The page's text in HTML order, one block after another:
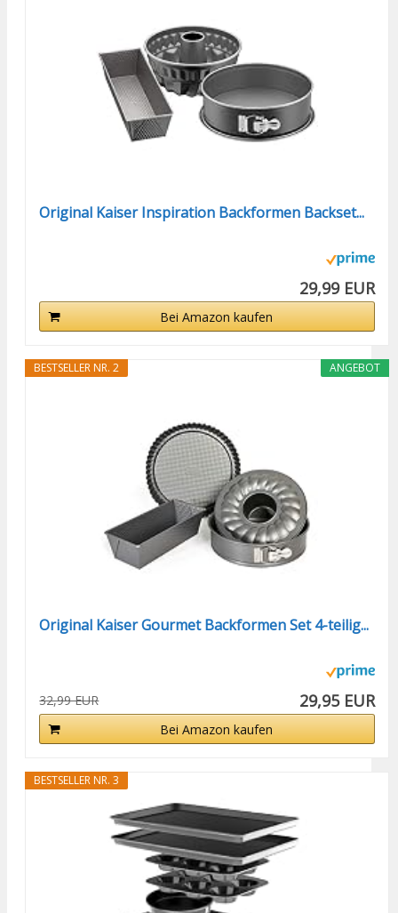
Original Kaiser Inspiration Backformen Backset...
29,99 EUR
Bei Amazon kaufen
ANGEBOT
BESTSELLER NR. 2
Original Kaiser Gourmet Backformen Set 4-teilig...
32,99 EUR 29,95 EUR
Bei Amazon kaufen
BESTSELLER NR. 3